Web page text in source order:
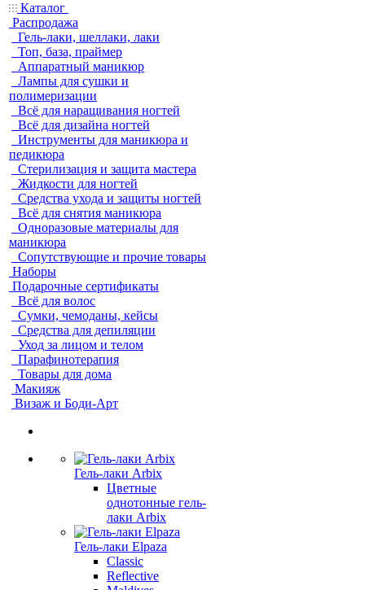
Каталог
Распродажа
Гель-лаки, шеллаки, лаки
Топ, база, праймер
Аппаратный маникюр
Лампы для сушки и
полимеризации
Всё для наращивания ногтей
Всё для дизайна ногтей
Инструменты для маникюра и
педикюра
Стерилизация и защита мастера
Жидкости для ногтей
Средства ухода и защиты ногтей
Всё для снятия маникюра
Одноразовые материалы для
маникюра
Сопутствующие и прочие товары
Наборы
Подарочные сертификаты
Всё для волос
Сумки, чемоданы, кейсы
Средства для депиляции
Уход за лицом и телом
Парафинотерапия
Товары для дома
Макияж
Визаж и Боди-Арт
Гель-лаки Arbix
Цветные
однотонные гель-
лаки Arbix
Гель-лаки Elpaza
Classic
Reflective